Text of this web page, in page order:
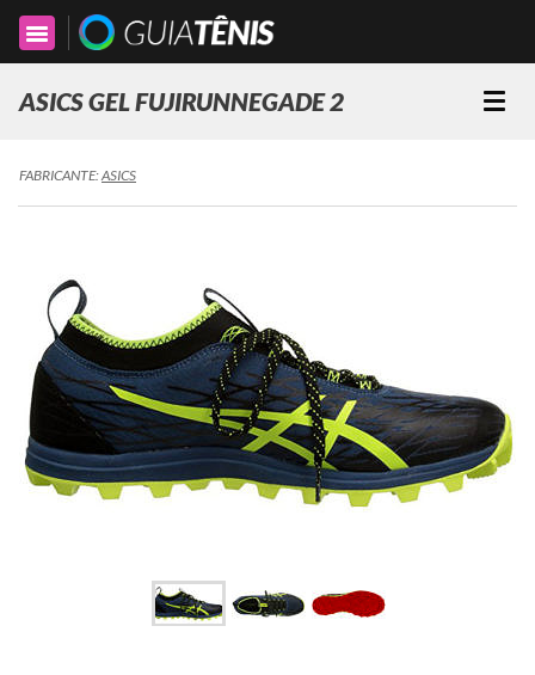
Toggle
navigation
ASICS GEL FUJIRUNNEGADE 2
FABRICANTE:ASICS